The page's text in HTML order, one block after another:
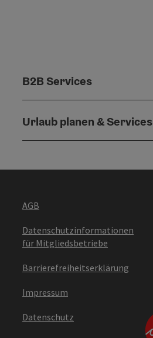
B2B Services
Urlaub planen & Services
AGB
Datenschutzinformationen
für Mitgliedsbetriebe
Barrierefreiheitserklärung
Impressum
Datenschutz